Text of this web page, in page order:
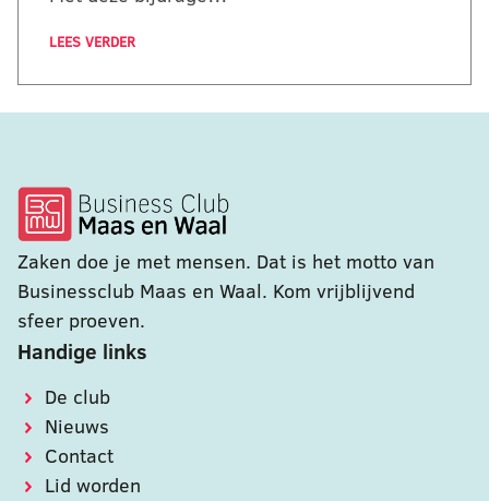
LEES VERDER
Zaken doe je met mensen. Dat is het motto van
Businessclub Maas en Waal. Kom vrijblijvend
sfeer proeven.
Handige links
De club
Nieuws
Contact
Lid worden